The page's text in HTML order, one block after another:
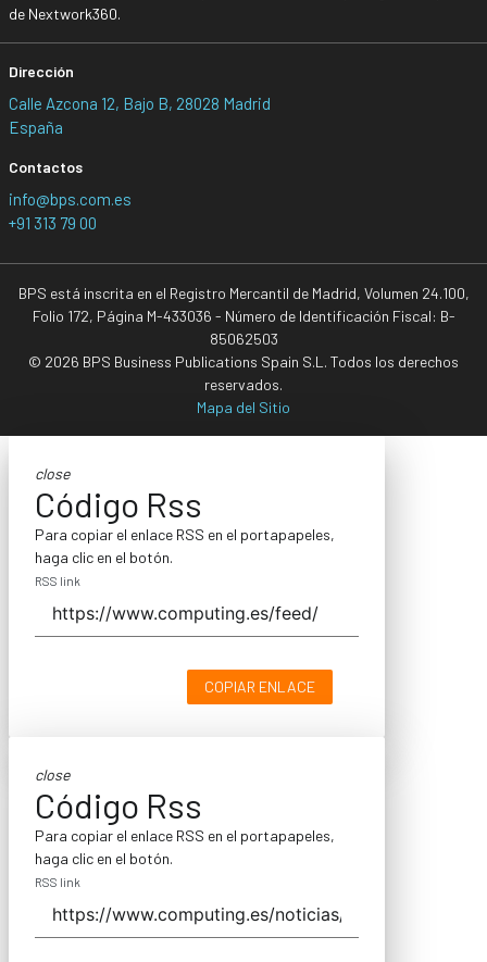
de Nextwork360.
Dirección
Calle Azcona 12, Bajo B, 28028 Madrid
España
Contactos
info@bps.com.es
+91 313 79 00
BPS está inscrita en el Registro Mercantil de Madrid, Volumen 24.100,
Folio 172, Página M-433036 - Número de Identificación Fiscal: B-
85062503
© 2026 BPS Business Publications Spain S.L. Todos los derechos
reservados.
Mapa del Sitio
close
Código Rss
Para copiar el enlace RSS en el portapapeles,
haga clic en el botón.
RSS link
COPIAR ENLACE
close
Código Rss
Para copiar el enlace RSS en el portapapeles,
haga clic en el botón.
RSS link